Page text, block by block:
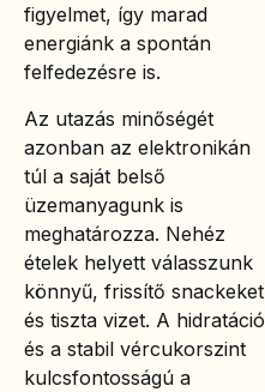
figyelmet, így marad
energiánk a spontán
felfedezésre is.
Az utazás minőségét
azonban az elektronikán
túl a saját belső
üzemanyagunk is
meghatározza. Nehéz
ételek helyett válasszunk
könnyű, frissítő snackeket
és tiszta vizet. A hidratáció
és a stabil vércukorszint
kulcsfontosságú a